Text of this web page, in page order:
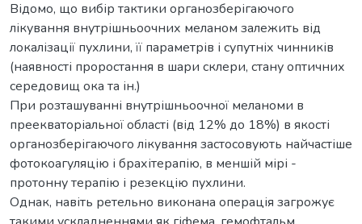
Відомо, що вибір тактики органозберігаючого
лікування внутрішньоочних меланом залежить від
локалізації пухлини, її параметрів і супутніх чинників
(наявності проростання в шари склери, стану оптичних
середовищ ока та ін.)
При розташуванні внутрішньоочної меланоми в
преекваторіальної області (від 12% до 18%) в якості
органозберігаючого лікування застосовують найчастіше
фотокоагуляцію і брахітерапію, в меншій мірі -
протонну терапію і резекцію пухлини.
Однак, навіть ретельно виконана операція загрожує